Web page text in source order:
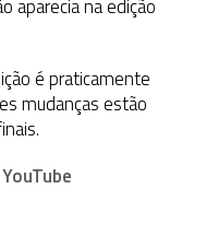
aparecia na edição
é praticamente
mudanças estão